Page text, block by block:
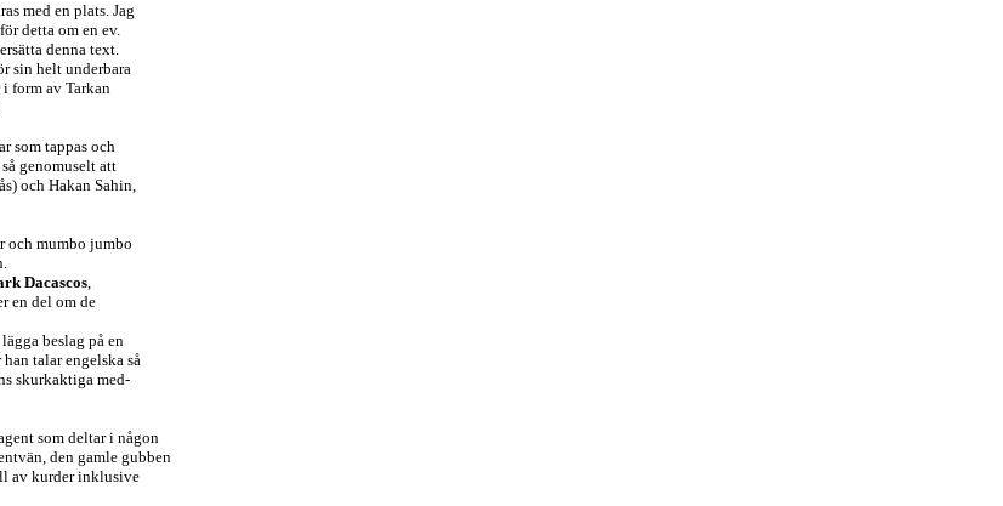
med en plats. Jag
detta om en ev.
denna text.
sin helt underbara
form av Tarkan
som tappas och
genomuselt att
och Hakan Sahin,
och mumbo jumbo
Dacascos,
en del om de
beslag på en
talar engelska så
skurkaktiga med-
som deltar i någon
den gamle gubben
av kurder inklusive